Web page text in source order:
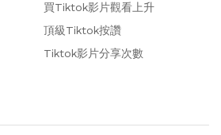
買Tiktok影片觀看上升
頂級Tiktok按讚
Tiktok影片分享次數